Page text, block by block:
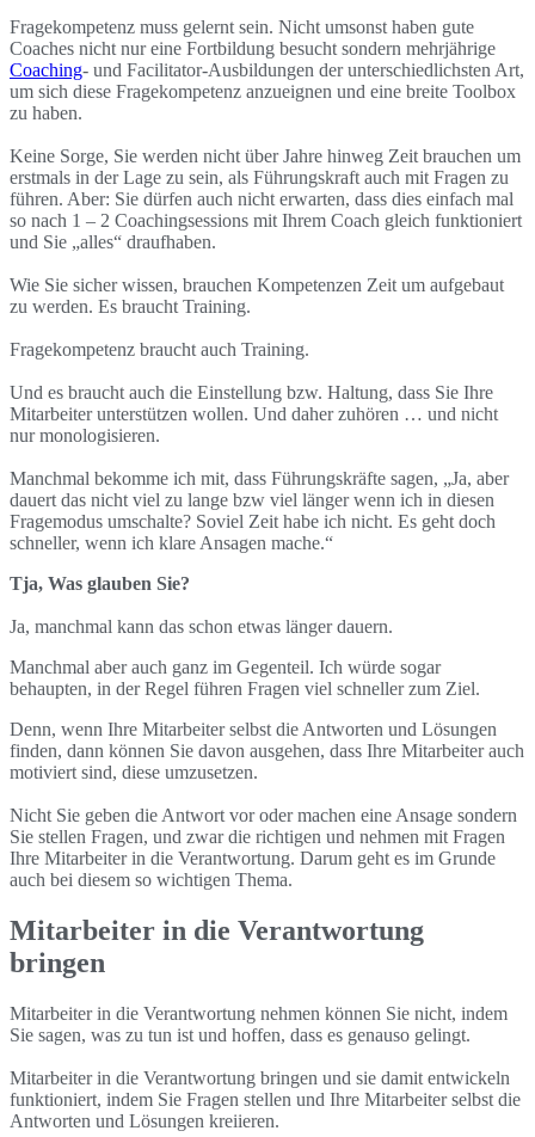
Fragekompetenz muss gelernt sein. Nicht umsonst haben gute
Coaches nicht nur eine Fortbildung besucht sondern mehrjährige
Coaching- und Facilitator-Ausbildungen der unterschiedlichsten Art,
um sich diese Fragekompetenz anzueignen und eine breite Toolbox
zu haben.
Keine Sorge, Sie werden nicht über Jahre hinweg Zeit brauchen um
erstmals in der Lage zu sein, als Führungskraft auch mit Fragen zu
führen. Aber: Sie dürfen auch nicht erwarten, dass dies einfach mal
so nach 1 – 2 Coachingsessions mit Ihrem Coach gleich funktioniert
und Sie „alles“ draufhaben.
Wie Sie sicher wissen, brauchen Kompetenzen Zeit um aufgebaut
zu werden. Es braucht Training.
Fragekompetenz braucht auch Training.
Und es braucht auch die Einstellung bzw. Haltung, dass Sie Ihre
Mitarbeiter unterstützen wollen. Und daher zuhören … und nicht
nur monologisieren.
Manchmal bekomme ich mit, dass Führungskräfte sagen, „Ja, aber
dauert das nicht viel zu lange bzw viel länger wenn ich in diesen
Fragemodus umschalte? Soviel Zeit habe ich nicht. Es geht doch
schneller, wenn ich klare Ansagen mache.“
Tja, Was glauben Sie?
Ja, manchmal kann das schon etwas länger dauern.
Manchmal aber auch ganz im Gegenteil. Ich würde sogar
behaupten, in der Regel führen Fragen viel schneller zum Ziel.
Denn, wenn Ihre Mitarbeiter selbst die Antworten und Lösungen
finden, dann können Sie davon ausgehen, dass Ihre Mitarbeiter auch
motiviert sind, diese umzusetzen.
Nicht Sie geben die Antwort vor oder machen eine Ansage sondern
Sie stellen Fragen, und zwar die richtigen und nehmen mit Fragen
Ihre Mitarbeiter in die Verantwortung. Darum geht es im Grunde
auch bei diesem so wichtigen Thema.
Mitarbeiter in die Verantwortung
bringen
Mitarbeiter in die Verantwortung nehmen können Sie nicht, indem
Sie sagen, was zu tun ist und hoffen, dass es genauso gelingt.
Mitarbeiter in die Verantwortung bringen und sie damit entwickeln
funktioniert, indem Sie Fragen stellen und Ihre Mitarbeiter selbst die
Antworten und Lösungen kreiieren.